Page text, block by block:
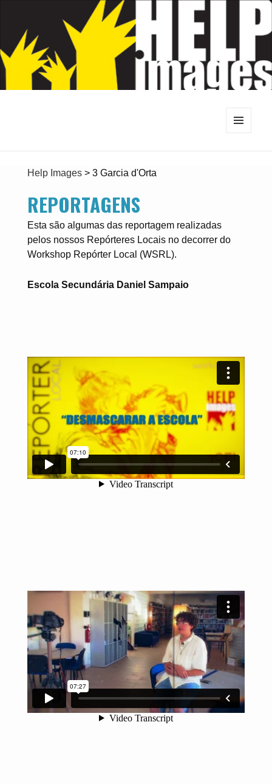
Help Images> 3 Garcia d'Orta
REPORTAGENS
Esta são algumas das reportagem realizadas
pelos nossos Repórteres Locais no decorrer do
Workshop Repórter Local (WSRL).
Escola Secundária Daniel Sampaio